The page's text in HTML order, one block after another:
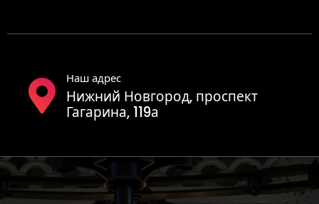
Наш адрес
Нижний Новгород, проспект
Гагарина, 119а